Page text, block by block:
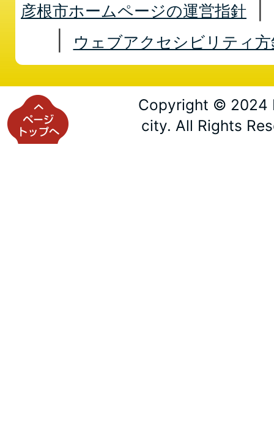
彦根市ホームページの運営指針
ウェブアクセシビリティ方
Copyright © 2024
city. All Rights